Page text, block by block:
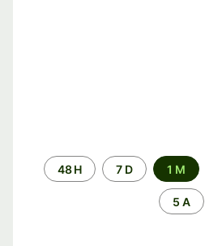
Periodo48 H 7 D 1 M
5 A